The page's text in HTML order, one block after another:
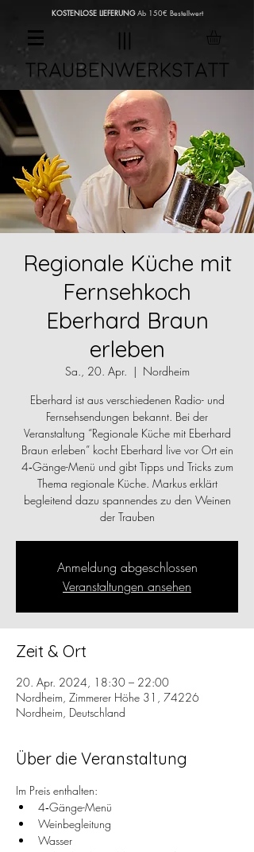
KOSTENLOSE LIEFERUNGAb 150€ Bestellwert
Regionale Küche mit
Fernsehkoch
Eberhard Braun
erleben
Sa., 20. Apr.
  |
Nordheim
Eberhard ist aus verschiedenen Radio- und
Fernsehsendungen bekannt. Bei der
Veranstaltung “Regionale Küche mit Eberhard
Braun erleben” kocht Eberhard live vor Ort ein
4‑Gänge-Menü und gibt Tipps und Tricks zum
Thema regionale Küche. Markus erklärt
begleitend dazu spannendes zu den Weinen
der Trauben
Anmeldung abgeschlossen
Veranstaltungen ansehen
Zeit & Ort
20. Apr. 2024, 18:30 – 22:00
Nordheim, Zimmerer Höhe 31, 74226
Nordheim, Deutschland
Über die Veranstaltung
Im Preis enthalten:
4‑Gänge-Menü
Weinbegleitung
Wasser